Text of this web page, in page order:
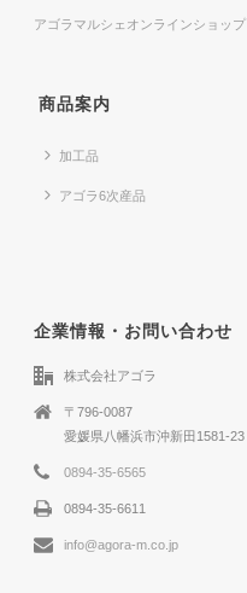
アゴラマルシェオンラインショップ
商品案内
加工品
アゴラ6次産品
企業情報・お問い合わせ
株式会社アゴラ
〒796-0087
愛媛県八幡浜市沖新田1581-23
0894-35-6565
0894-35-6611
info@agora-m.co.jp